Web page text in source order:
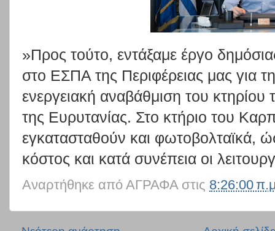
»Προς τούτο, εντάξαμε έργο
στο ΕΣΠΑ της Περιφέρειας μας για τη
ενεργειακή αναβάθμιση του κτηρίου
της Ευρυτανίας. Στο κτήριο του
εγκατασταθούν και φωτοβολταϊκά,
κόστος και κατά συνέπεια οι
Αναρτήθηκε από ΑΓΡΑΦΑ στις 8:26:00